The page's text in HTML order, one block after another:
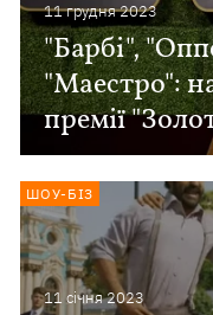
11 грудня 2023
"Барбі",
"Маестро":
премії
11 сiчня 2023
ШОУ-БІЗ